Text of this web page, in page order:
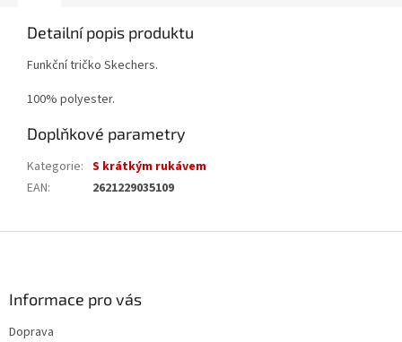
Detailní popis produktu
Funkční tričko Skechers.
100% polyester.
Doplňkové parametry
Kategorie: S krátkým rukávem
EAN: 2621229035109
Informace pro vás
Doprava